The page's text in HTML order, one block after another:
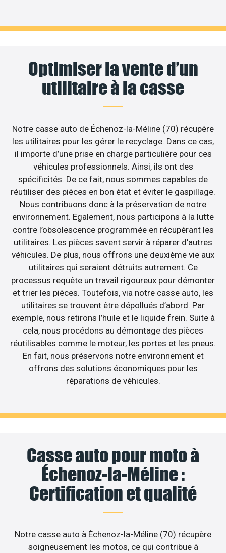
Optimiser la vente d’un
utilitaire à la casse
Notre casse auto de Échenoz-la-Méline (70) récupère
les utilitaires pour les gérer le recyclage. Dans ce cas,
il importe d’une prise en charge particulière pour ces
véhicules professionnels. Ainsi, ils ont des
spécificités. De ce fait, nous sommes capables de
réutiliser des pièces en bon état et éviter le gaspillage.
Nous contribuons donc à la préservation de notre
environnement. Egalement, nous participons à la lutte
contre l’obsolescence programmée en récupérant les
utilitaires. Les pièces savent servir à réparer d’autres
véhicules. De plus, nous offrons une deuxième vie aux
utilitaires qui seraient détruits autrement. Ce
processus requête un travail rigoureux pour démonter
et trier les pièces. Toutefois, via notre casse auto, les
utilitaires se trouvent être dépollués d’abord. Par
exemple, nous retirons l’huile et le liquide frein. Suite à
cela, nous procédons au démontage des pièces
réutilisables comme le moteur, les portes et les pneus.
En fait, nous préservons notre environnement et
offrons des solutions économiques pour les
réparations de véhicules.
Casse auto pour moto à
Échenoz-la-Méline :
Certification et qualité
Notre casse auto à Échenoz-la-Méline (70) récupère
soigneusement les motos, ce qui contribue à